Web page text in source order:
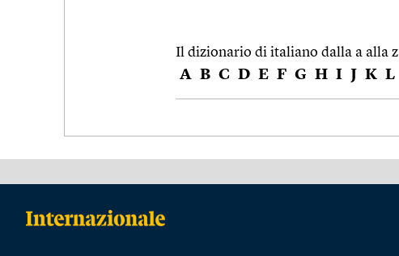
Il dizionario di italiano dalla a alla z
A B C D E F G H I J K L